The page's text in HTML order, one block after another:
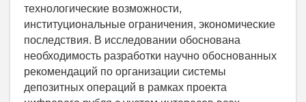
технологические возможности,
институциональные ограничения, экономические
последствия. В исследовании обоснована
необходимость разработки научно обоснованных
рекомендаций по организации системы
депозитных операций в рамках проекта